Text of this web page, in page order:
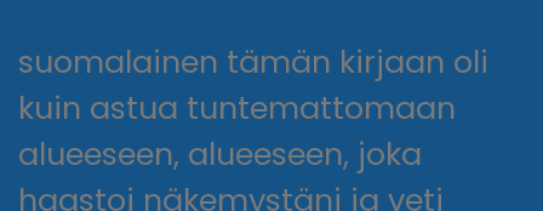
suomalainen tämän kirjaan oli
kuin astua tuntemattomaan
alueeseen, alueeseen, joka
haastoi näkemystäni ja veti